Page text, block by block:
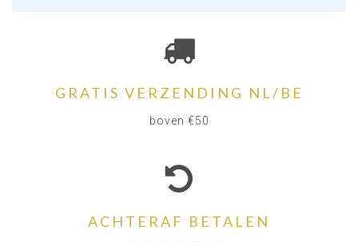
GRATIS VERZENDING NL/BE
boven €50
ACHTERAF BETALEN